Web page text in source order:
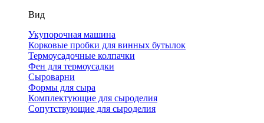
Вид
Укупорочная машина
Корковые пробки для винных бутылок
Термоусадочные колпачки
Фен для термоусадки
Сыроварни
Формы для сыра
Комплектующие для сыроделия
Сопутствующие для сыроделия